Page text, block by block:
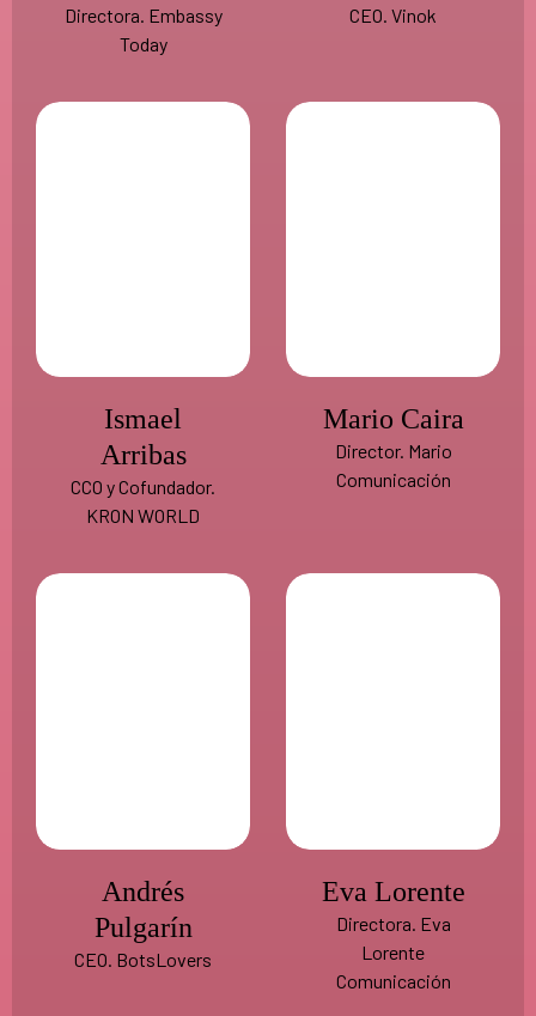
Directora. Embassy
Today
CEO. Vinok
Ismael
Arribas
CCO y Cofundador.
KRON WORLD
Mario Caira
Director. Mario
Comunicación
Andrés
Pulgarín
CEO. BotsLovers
Eva Lorente
Directora. Eva
Lorente
Comunicación